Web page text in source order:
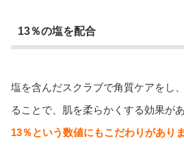
13％の塩を配合
塩を含んだスクラブで角質ケアをし
ることで、肌を柔らかくする効果が
13％という数値にもこだわりがあり